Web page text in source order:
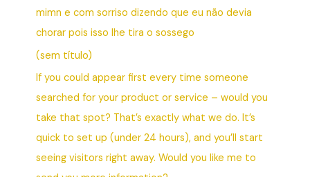
mimn e com sorriso dizendo que eu não devia
chorar pois isso lhe tira o sossego
(sem título)
If you could appear first every time someone
searched for your product or service – would you
take that spot? That’s exactly what we do. It’s
quick to set up (under 24 hours), and you’ll start
seeing visitors right away. Would you like me to